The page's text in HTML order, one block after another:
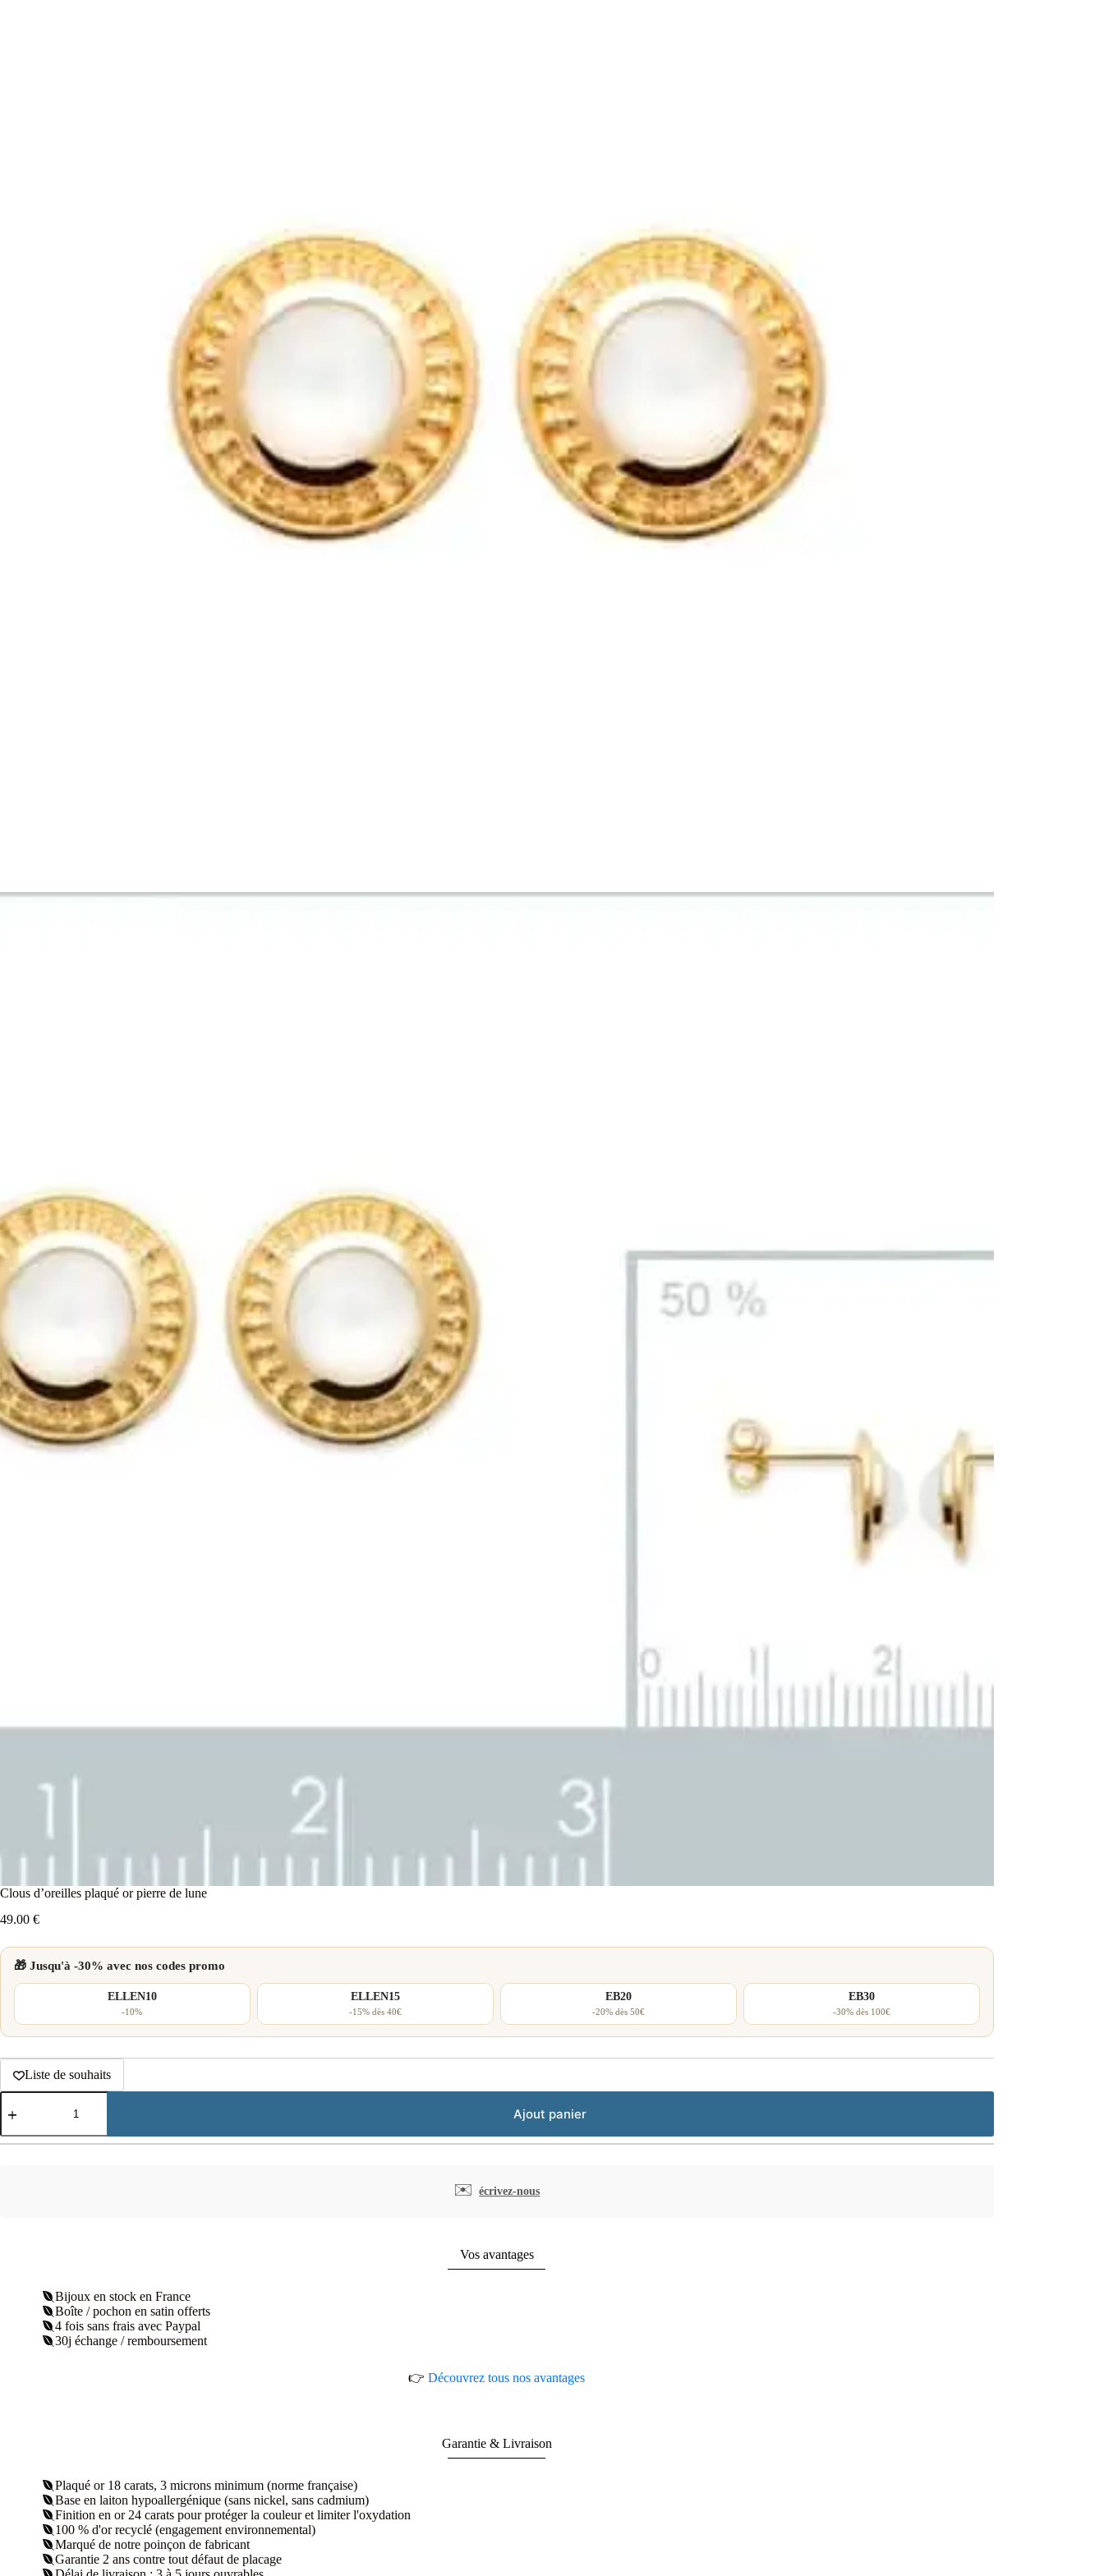
Clous d’oreilles plaqué or pierre de lune
49.00 €
🎁 Jusqu'à -30% avec nos codes promo
ELLEN10
-10%
ELLEN15
-15% dès 40€
EB20
-20% dès 50€
EB30
-30% dès 100€
Liste de souhaits
quantité
de
d'oreilles
Ajout panier
✉️ écrivez-nous
Vos avantages
Bijoux en stock en France
Boîte / pochon en satin offerts
4 fois sans frais avec Paypal
30j échange / remboursement
👉Découvrez tous nos avantages
Garantie & Livraison
Plaqué or 18 carats, 3 microns minimum (norme française)
Base en laiton hypoallergénique (sans nickel, sans cadmium)
Finition en or 24 carats pour protéger la couleur et limiter l'oxydation
100 % d'or recyclé (engagement environnemental)
Marqué de notre poinçon de fabricant
Garantie 2 ans contre tout défaut de placage